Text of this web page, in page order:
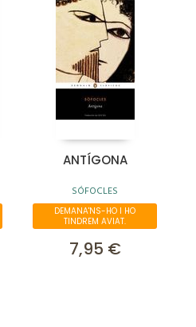
ANTÍGONA
SÓFOCLES
DEMANA'NS-HO I HO
TINDREM AVIAT.
7,95 €